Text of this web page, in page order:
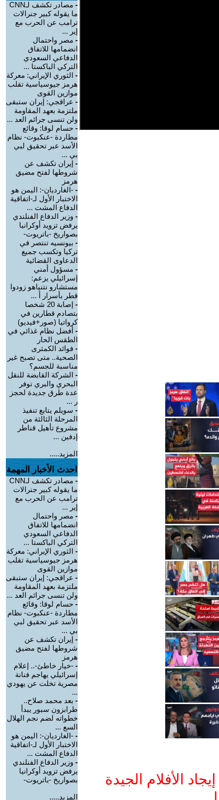
الأفلام الجيدة
-
مصادر تكشف لـCNN
ما يقوله كبير جنرالات
ترامب عن الحرب مع
إير ...
- مصر واحتمال
انضمامها للاتفاق
الدفاعي السعودي
التركي الباكستا ...
- الثوري الإيراني: معركة
هرمز جيوسياسية تقلب
موازين القوى
- عراقجي: إيران ستبقى
ملتزمة بعهد المقاومة
ولن تنسى جرائم العد ...
- حسام لوقا: وقائع
مطاردة -عنكبوت- نظام
الأسد عبر تحقيق لبي
بي ...
- إيران تكشف عن
شروطها لفتح مضيق
هرمز
- -الغارديان-: اليمن هو
الاختبار الأول لـ-اتفاقية
الدفاع المشت ...
- وزير الدفاع الفنلندي
يرفض تزويد أوكرانيا
بصواريخ -باتريوت-
- بيونسيه تنتصر في
تركيا وتكسب جميع
الدعاوى القضائية
- مسؤول أمني
إسرائيلي يزعم:
مستشارو نتنياهو زودوا
قطر بأسرار أ ...
-
إصابة 20 شخصا
بتصادم قطارين في
كرواتيا (صور+فيديو)
- أفضل نظام غذائي في
الطقس الحار
- فوائد الكمثرى
الصحية.. متى تصبح غير
مناسبة للجسم؟
- الشركة القابضة للنقل
البحري والبري توفر
عدة طرق جديدة لحجز
ر ...
- سويلم يتابع تنفيذ
المرحلة الثالثة من
مشروع تأهيل قناطر
إدفين ...
المزيد.....
احدث الأخبار المهمة
-
مصادر تكشف لـCNN
ما يقوله كبير جنرالات
ترامب عن الحرب مع
إير ...
- مصر واحتمال
انضمامها للاتفاق
الدفاعي السعودي
التركي الباكستا ...
- الثوري الإيراني: معركة
هرمز جيوسياسية تقلب
موازين القوى
- عراقجي: إيران ستبقى
ملتزمة بعهد المقاومة
ولن تنسى جرائم العد ...
- حسام لوقا: وقائع
مطاردة -عنكبوت- نظام
الأسد عبر تحقيق لبي
بي ...
- إيران تكشف عن
شروطها لفتح مضيق
هرمز
- -خيار خاطئ-.. إعلام
إسرائيلي يهاجم فنانة
مصرية تخلت عن يهودي
...
- بعد محمد صلاح..
طرابزون سبور يبدأ
خطواته لضم نجم الهلال
السع ...
- -الغارديان-: اليمن هو
الاختبار الأول لـ-اتفاقية
الدفاع المشت ...
- وزير الدفاع الفنلندي
يرفض تزويد أوكرانيا
بصواريخ -باتريوت-
المزيد.....